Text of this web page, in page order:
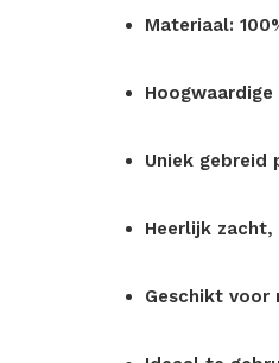
Materiaal:
Uniek gebreid
Heerlijk
Geschikt voor